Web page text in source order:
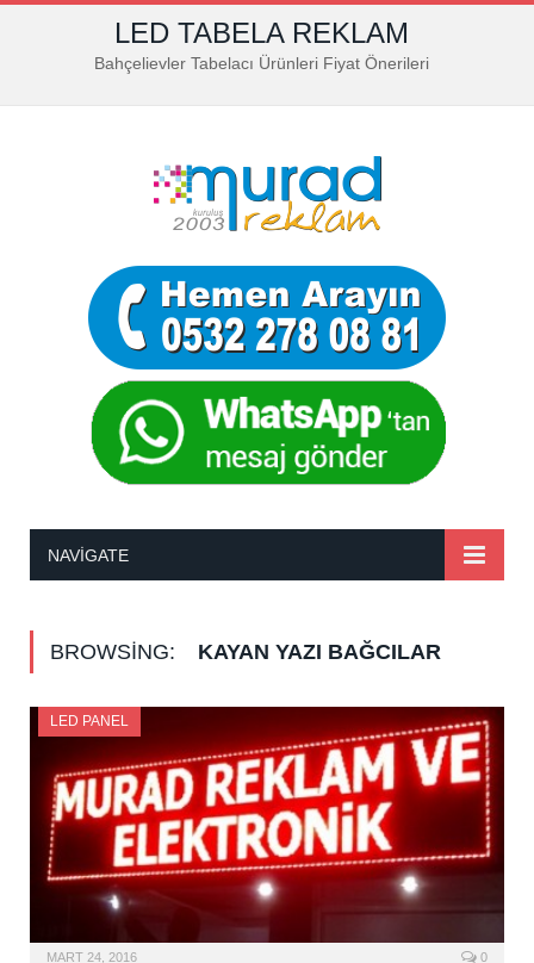
LED TABELA REKLAM
Bahçelievler Tabelacı Ürünleri Fiyat Önerileri
NAVIGATE
BROWSING: KAYAN YAZI BAĞCILAR
LED PANEL
MART 24, 2016 0